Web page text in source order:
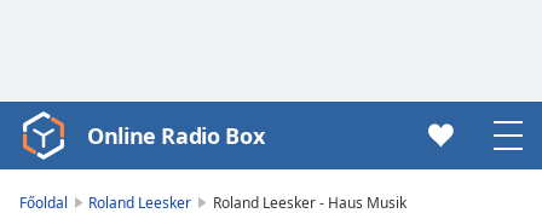
Video
Player
Online Radio Box
Főoldal Roland Leesker Roland Leesker - Haus Musik